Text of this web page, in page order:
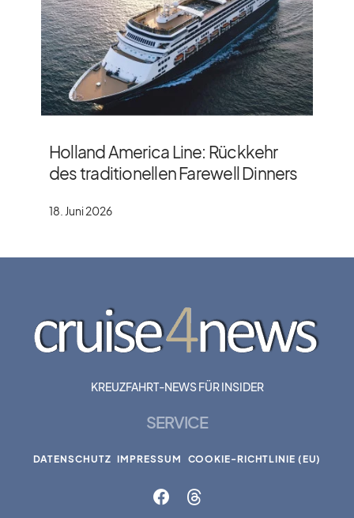
Holland America Line: Rückkehr
des traditionellen Farewell Dinners
18. Juni 2026
KREUZFAHRT-NEWS FÜR INSIDER
SERVICE
DATENSCHUTZ IMPRESSUM COOKIE-RICHTLINIE (EU)